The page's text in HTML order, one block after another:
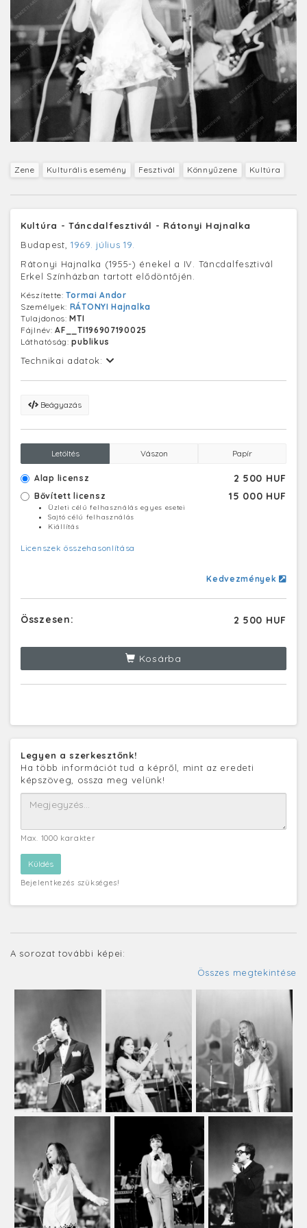
Zene Kulturális esemény Fesztivál Könnyűzene Kultúra
Kultúra - Táncdalfesztivál - Rátonyi Hajnalka
Budapest, 1969. július 19.
Rátonyi Hajnalka (1955-) énekel a IV. Táncdalfesztivál
Erkel Színházban tartott elődöntőjén.
Készítette:Tormai Andor
Személyek: RÁTONYI Hajnalka
Tulajdonos:MTI
Fájlnév:AF__TI196907190025
Láthatóság:publikus
Technikai adatok:
Beágyazás
Letöltés Vászon Papír
Alap licensz 2 500 HUF
Bővített licensz 15 000 HUF
Üzleti célú felhasználás egyes esetei
Sajtó célú felhasználás
Kiállítás
Licenszek összehasonlítása
Kedvezmények
Összesen: 2 500 HUF
Kosárba
Legyen a szerkesztőnk!
Ha több információt tud a képről, mint az eredeti
képszöveg, ossza meg velünk!
Max. 1000 karakter
Bejelentkezés szükséges!
A sorozat további képei:
Összes megtekintése